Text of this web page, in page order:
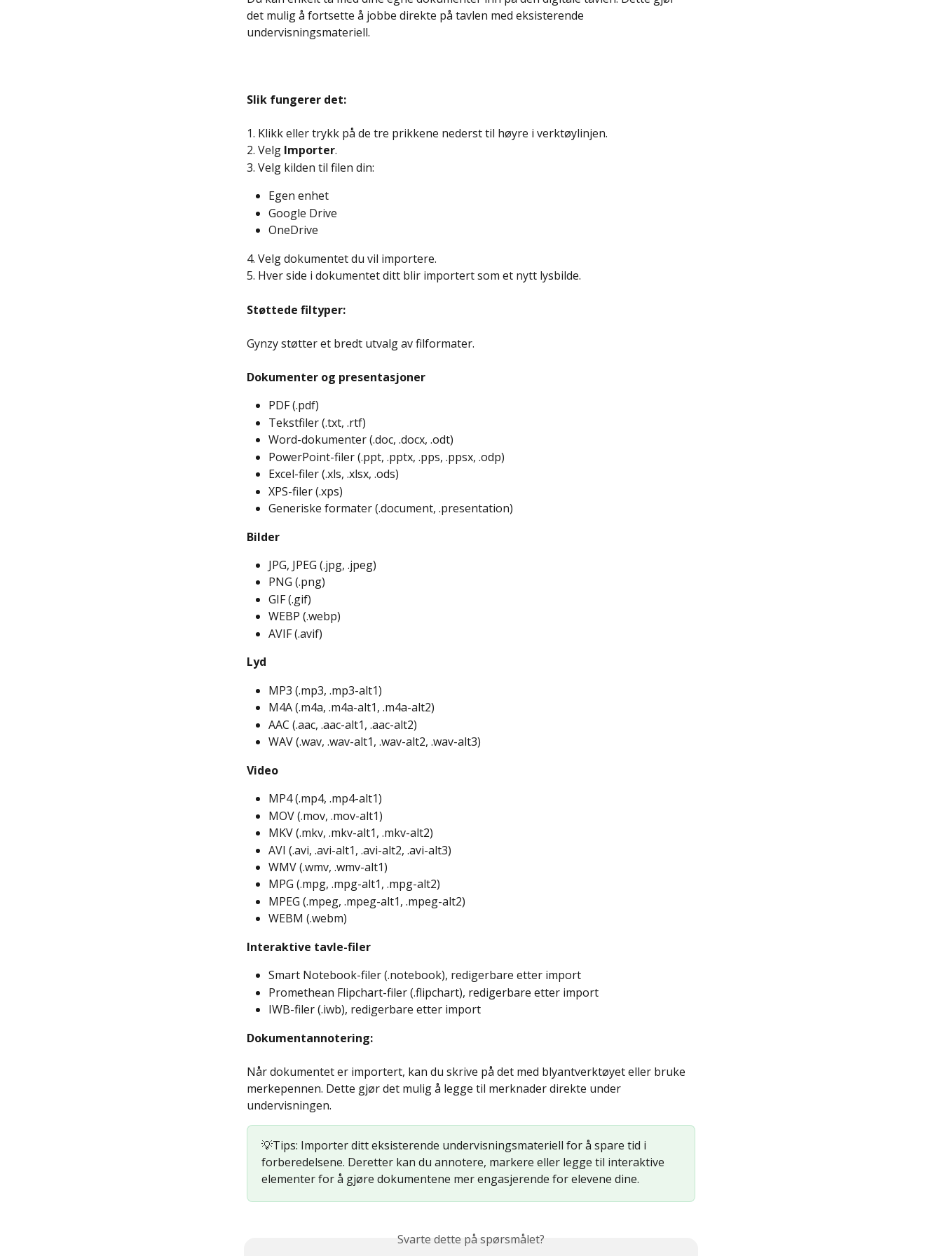
det mulig å fortsette å jobbe direkte på tavlen med eksisterende
undervisningsmateriell.
Slik fungerer det:
1. Klikk eller trykk på de tre prikkene nederst til høyre i verktøylinjen.
2. Velg Importer.
3. Velg kilden til filen din:
Egen enhet
Google Drive
OneDrive
4. Velg dokumentet du vil importere.
5. Hver side i dokumentet ditt blir importert som et nytt lysbilde.
Støttede filtyper:
Gynzy støtter et bredt utvalg av filformater.
Dokumenter og presentasjoner
PDF (.pdf)
Tekstfiler (.txt, .rtf)
Word-dokumenter (.doc, .docx, .odt)
PowerPoint-filer (.ppt, .pptx, .pps, .ppsx, .odp)
Excel-filer (.xls, .xlsx, .ods)
XPS-filer (.xps)
Generiske formater (.document, .presentation)
Bilder
JPG, JPEG (.jpg, .jpeg)
PNG (.png)
GIF (.gif)
WEBP (.webp)
AVIF (.avif)
Lyd
MP3 (.mp3, .mp3-alt1)
M4A (.m4a, .m4a-alt1, .m4a-alt2)
AAC (.aac, .aac-alt1, .aac-alt2)
WAV (.wav, .wav-alt1, .wav-alt2, .wav-alt3)
Video
MP4 (.mp4, .mp4-alt1)
MOV (.mov, .mov-alt1)
MKV (.mkv, .mkv-alt1, .mkv-alt2)
AVI (.avi, .avi-alt1, .avi-alt2, .avi-alt3)
WMV (.wmv, .wmv-alt1)
MPG (.mpg, .mpg-alt1, .mpg-alt2)
MPEG (.mpeg, .mpeg-alt1, .mpeg-alt2)
WEBM (.webm)
Interaktive tavle-filer
Smart Notebook-filer (.notebook), redigerbare etter import
Promethean Flipchart-filer (.flipchart), redigerbare etter import
IWB-filer (.iwb), redigerbare etter import
Dokumentannotering:
Når dokumentet er importert, kan du skrive på det med blyantverktøyet eller bruke
merkepennen. Dette gjør det mulig å legge til merknader direkte under
undervisningen.
💡Tips: Importer ditt eksisterende undervisningsmateriell for å spare tid i
forberedelsene. Deretter kan du annotere, markere eller legge til interaktive
elementer for å gjøre dokumentene mer engasjerende for elevene dine.
Svarte dette på spørsmålet?